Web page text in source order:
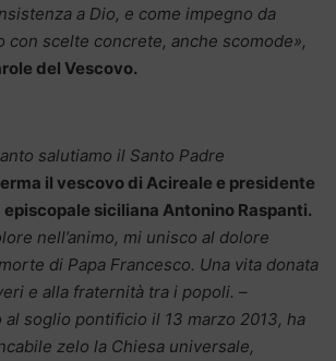
a Dio, e come impegno da
con scelte concrete, anche scomode»,
del Vescovo.
salutiamo il Santo Padre
il vescovo di Acireale e presidente
siciliana Antonino Raspanti.
nell’animo, mi unisco al dolore
di Papa Francesco. Una vita donata
e alla fraternità tra i popoli. –
al soglio pontificio il 13 marzo 2013, ha
zelo la Chiesa universale,